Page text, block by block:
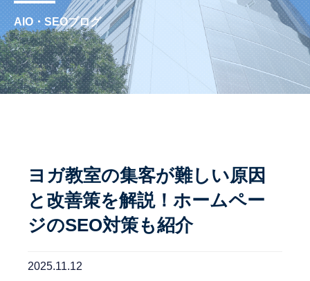
AIO・SEOブログ
ヨガ教室の集客が難しい原因
と改善策を解説！ホームペー
ジのSEO対策も紹介
2025.11.12